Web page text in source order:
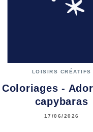
LOISIRS CRÉATIFS
Coloriages -
capybaras
17/06/2026